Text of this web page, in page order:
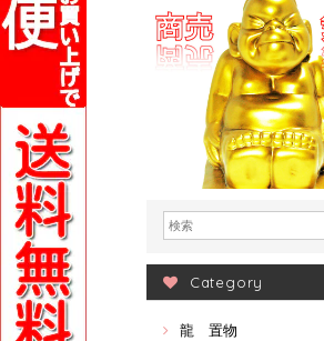
Category
龍 置物